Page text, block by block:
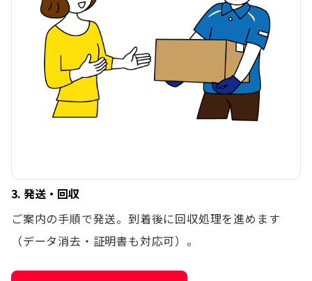
3. 発送・回収
ご案内の手順で発送。到着後に回収処理を進めます
（データ消去・証明書も対応可）。